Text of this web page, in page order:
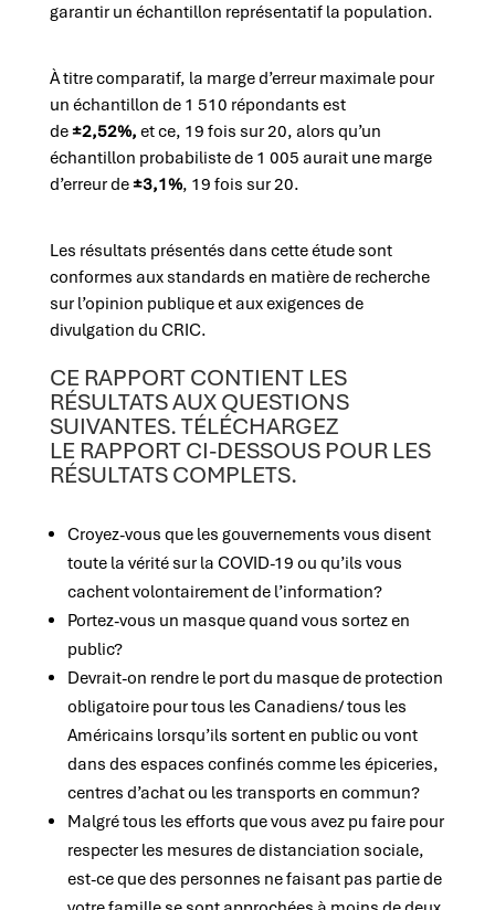
garantir un échantillon représentatif la population.
À titre comparatif, la marge d’erreur maximale pour
un échantillon de 1 510 répondants est
de±2,52%, et ce, 19 fois sur 20, alors qu’un
échantillon probabiliste de 1 005 aurait une marge
d’erreur de±3,1%, 19 fois sur 20.
Les résultats présentés dans cette étude sont
conformes aux standards en matière de recherche
sur l’opinion publique et aux exigences de
divulgation du CRIC.
CE RAPPORT CONTIENT LES
RÉSULTATS AUX QUESTIONS
SUIVANTES. TÉLÉCHARGEZ
LE RAPPORT CI-DESSOUS POUR LES
RÉSULTATS COMPLETS.
Croyez-vous que les gouvernements vous disent
toute la vérité sur la COVID-19 ou qu’ils vous
cachent volontairement de l’information?
Portez-vous un masque quand vous sortez en
public?
Devrait-on rendre le port du masque de protection
obligatoire pour tous les Canadiens/ tous les
Américains lorsqu’ils sortent en public ou vont
dans des espaces confinés comme les épiceries,
centres d’achat ou les transports en commun?
Malgré tous les efforts que vous avez pu faire pour
respecter les mesures de distanciation sociale,
est-ce que des personnes ne faisant pas partie de